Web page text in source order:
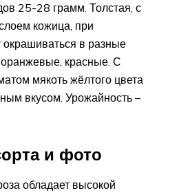
25-28 грамм. Толстая, с
кожица, при
в разные
красные. С
мякоть жёлтого цвета
вкусом. Урожайность –
и фото
обладает высокой